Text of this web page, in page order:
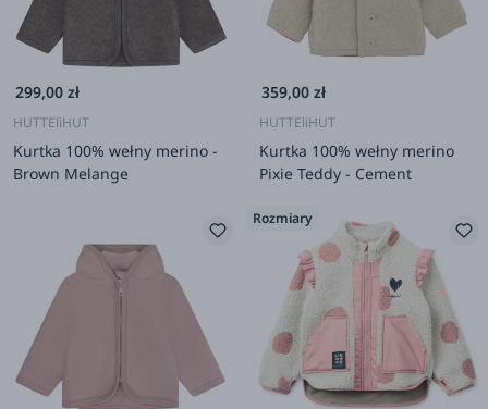
299,00 zł
HUTTEliHUT
Kurtka 100% wełny merino -
Brown Melange
359,00 zł
HUTTEliHUT
Kurtka 100% wełny merino
Pixie Teddy - Cement
Rozmiary